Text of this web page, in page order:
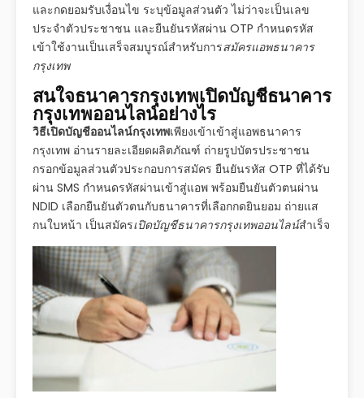
และกดยอมรับเงื่อนไข ระบุข้อมูลส่วนตัว ไม่ว่าจะเป็นเลข
ประจำตัวประชาชน และยืนยันรหัสผ่าน OTP กำหนดรหัส
เข้าใช้งานเป็นเสร็จสมบูรณ์สำหรับการสมัครแอพธนาคาร
กรุงเทพ
สนใจธนาคารกรุงเทพเปิดบัญชีธนาคาร
กรุงเทพออนไลน์อย่างไร
วิธีเปิดบัญชีออนไลน์กรุงเทพเพียงเข้าเข้าสู่แอพธนาคาร
กรุงเทพ อ่านรายละเอียดผลิตภัณฑ์ ถ่ายรูปบัตรประชาชน
กรอกข้อมูลส่วนตัวประกอบการสมัคร ยืนยันรหัส OTP ที่ได้รับ
ผ่าน SMS กำหนดรหัสผ่านเข้าสู่แอพ พร้อมยืนยันตัวตนผ่าน
NDID เลือกยืนยันตัวตนกับธนาคารที่เลือกกดยินยอม ถ่ายแส
กนใบหน้า เป็นสมัครเปิดบัญชีธนาคารกรุงเทพออนไลน์สำเร็จ